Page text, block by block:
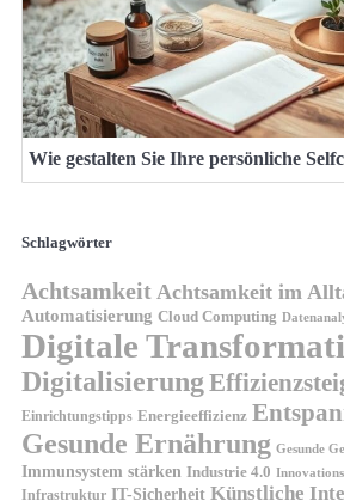
Wie gestalten Sie Ihre persönliche
Schlagwörter
Achtsamkeit Achtsamkeit im
Automatisierung Cloud Computing
Digitale
Digitalisierung
Einrichtungstipps Energieeffizienz
Gesunde Ernährung Gesunde
Immunsystem stärken Industrie 4.0
Infrastruktur IT-Sicherheit Künstliche